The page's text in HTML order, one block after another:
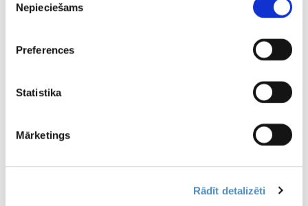
izvēle
Nepieciešams
Preferences
Statistika
Mārketings
Rādīt detalizēti
Bolotņiks pēc punktiem uzveic Sepu,
Lielbritānijas bokseris Buatsi 11.
Starptautiskā čempiona jostu